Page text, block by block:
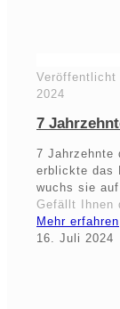
Veröffentlicht
2024
7
7 Jahrzehnte
erblickte das
wuchs sie
Gefällt Ihnen
Mehr erfahren
16. Juli 2024